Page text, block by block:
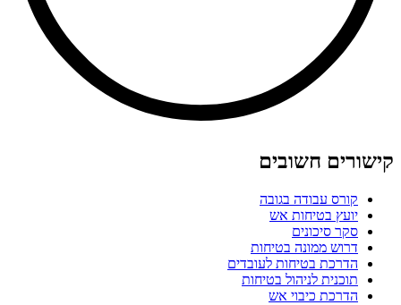
קישורים חשובים
קורס עבודה בגובה
יועץ בטיחות אש
סקר סיכונים
דרוש ממונה בטיחות
הדרכת בטיחות לעובדים
תוכנית לניהול בטיחות
הדרכת כיבוי אש